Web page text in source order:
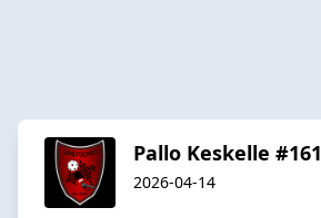
Pallo Keskelle #161
2026-04-14